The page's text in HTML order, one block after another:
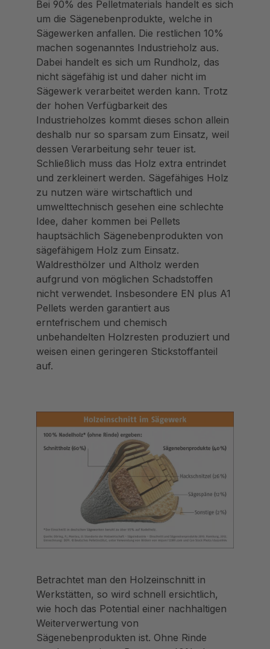
Bei 90% des Pelletmaterials handelt es sich
um die Sägenebenprodukte, welche in
Sägewerken anfallen. Die restlichen 10%
machen sogenanntes Industrieholz aus.
Dabei handelt es sich um Rundholz, das
nicht sägefähig ist und daher nicht im
Sägewerk verarbeitet werden kann. Trotz
der hohen Verfügbarkeit des
Industrieholzes kommt dieses schon allein
deshalb nur so sparsam zum Einsatz, weil
dessen Verarbeitung sehr teuer ist.
Schließlich muss das Holz extra entrindet
und zerkleinert werden. Sägefähiges Holz
zu nutzen wäre wirtschaftlich und
umwelttechnisch gesehen eine schlechte
Idee, daher kommen bei Pellets
hauptsächlich Sägenebenprodukten von
sägefähigem Holz zum Einsatz.
Waldresthölzer und Altholz werden
aufgrund von möglichen Schadstoffen
nicht verwendet. Insbesondere EN plus A1
Pellets werden garantiert aus
erntefrischem und chemisch
unbehandelten Holzresten produziert und
weisen einen geringeren Stickstoffanteil
auf.
Betrachtet man den Holzeinschnitt in
Werkstätten, so wird schnell ersichtlich,
wie hoch das Potential einer nachhaltigen
Weiterverwertung von
Sägenebenprodukten ist. Ohne Rinde